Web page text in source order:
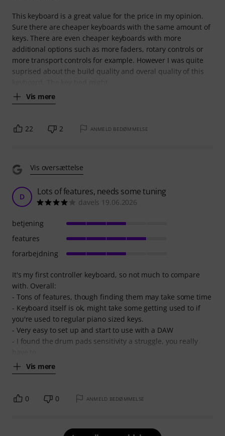
This keyboard is a great value for the price in my opinion.
Sure there are cheaper keyboards with the same amount of
keys. There are even cheaper keyboards with more
additional options such as more faders, rotary controls or
more transport controls for example. However I was quite
suprised about the build quality and overal quality of this
Vis mere
22 2 ANMELD BEDØMMELSE
Vis oversættelse
D Lots of features, needs some tuning
davels 19.06.2026
It's my first controller keyboard, so not much to compare
with. Overall:
- Tons of features, though finding them may take some time
- Keyboard itself is ok, might take some getting used to if
you're used to regular piano sized keys.
- Very easy to set up and start to use with a DAW
- I found the drum pads sensitivity a struggle, you really
Vis mere
betjening
features
forarbejdning
0 0 ANMELD BEDØMMELSE